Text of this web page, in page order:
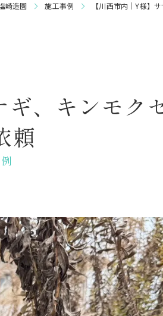
崎造園 施工事例 【川西市内｜Y様】
ギ、キンモク
頼